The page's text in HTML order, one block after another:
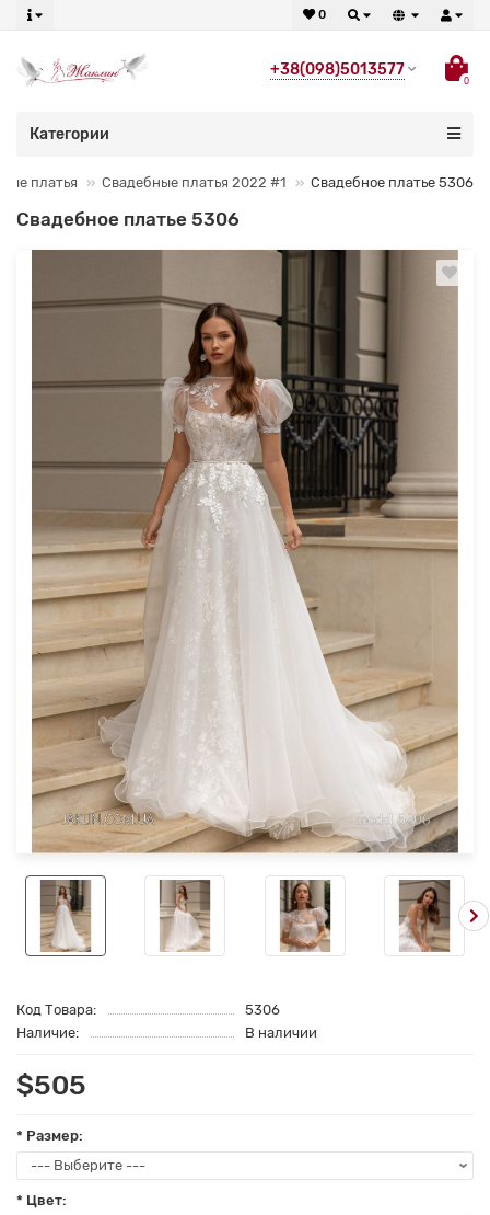
0
+38(098)5013577
0
Категории
платья Свадебные платья 2022 #1 Свадебное платье 5306
Свадебное платье 5306
Код Товара:
5306
Наличие:
В наличии
$505
* Размер:
* Цвет: